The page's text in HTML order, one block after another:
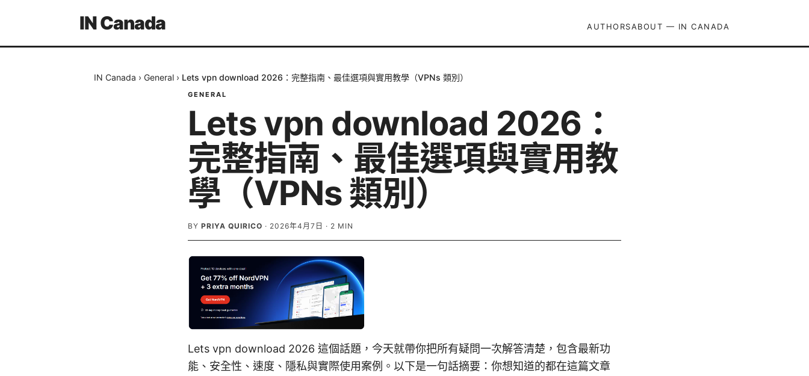
IN Canada AUTHORSABOUT — IN CANADA
IN Canada › General › Lets vpn download 2026：完整指南、最佳選項與實用教學（VPNs 類別）
GENERAL
Lets vpn download 2026：
完整指南、最佳選項與實用教
學（VPNs 類別）
BY PRIYA QUIRICO · 2026年4月7日 · 2 MIN
Lets vpn download 2026 這個話題，今天就帶你把所有疑問一次解答清楚，包含最新功
能、安全性、速度、隱私與實際使用案例。以下是一句話摘要：你想知道的都在這篇文章